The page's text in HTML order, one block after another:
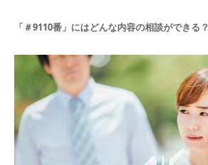
「＃9110番」にはどんな内容の相談ができる？